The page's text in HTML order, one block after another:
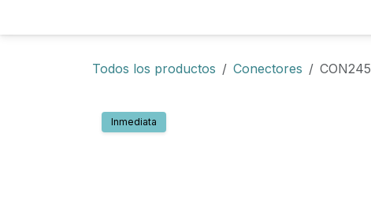
Todos los productos Conectores CON245
Inmediata